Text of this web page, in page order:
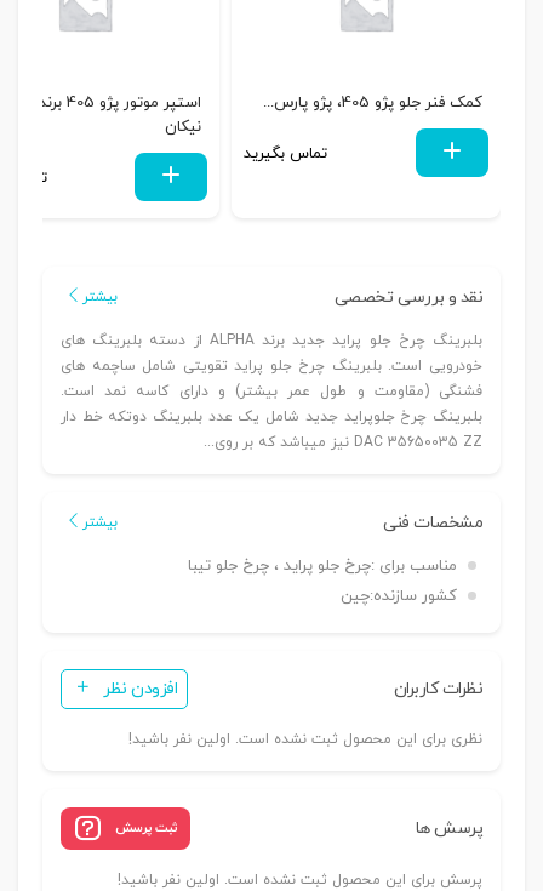
کمک فنر جلو پژو 405، پژو پارس...
تماس بگیرید
استپر موتور پژو 405 برند پارس
نیکان
تماس
نقد و بررسی تخصصی بیشتر
بلبرینگ چرخ جلو پراید جدید برند ALPHA از دسته بلبرینگ های
خودرویی است. بلبرینگ چرخ جلو پراید تقویتی شامل ساچمه های
فشنگی (مقاومت و طول عمر بیشتر) و دارای کاسه نمد است.
بلبرینگ چرخ جلوپراید جدید شامل یک عدد بلبرینگ دوتکه خط دار
DAC 35650035 ZZ نیز میباشد که بر روی...
مشخصات فنی بیشتر
مناسب برای :چرخ جلو پراید ، چرخ جلو تیبا
کشور سازنده:چین
نظرات کاربران افزودن نظر
نظری برای این محصول ثبت نشده است. اولین نفر باشید!
پرسش ها ثبت پرسش
پرسش برای این محصول ثبت نشده است. اولین نفر باشید!